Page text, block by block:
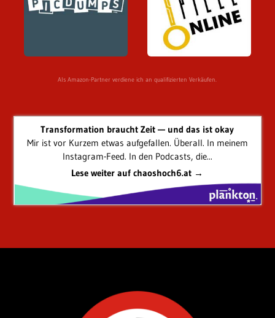
Als Amazon-Partner verdiene ich an qualifizierten Verkäufen.
Transformation braucht Zeit — und das ist okay
Mir ist vor Kurzem etwas aufgefallen. Überall. In meinem
Instagram-Feed. In den Podcasts, die...
Lese weiter auf chaoshoch6.at →